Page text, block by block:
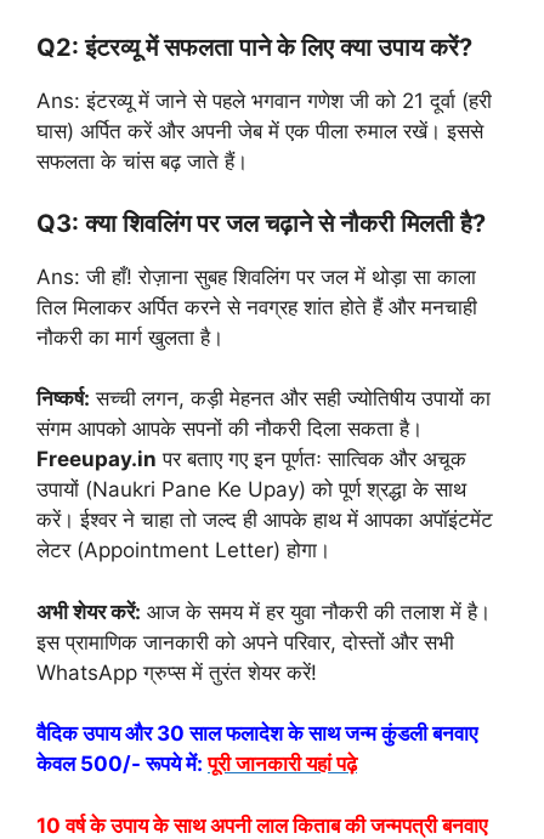
Q2: इंटरव्यू में सफलता पाने के लिए क्या उपाय करें?
Ans: इंटरव्यू में जाने से पहले भगवान गणेश जी को 21 दूर्वा (हरी
घास) अर्पित करें और अपनी जेब में एक पीला रुमाल रखें। इससे
सफलता के चांस बढ़ जाते हैं।
Q3: क्या शिवलिंग पर जल चढ़ाने से नौकरी मिलती है?
Ans: जी हाँ! रोज़ाना सुबह शिवलिंग पर जल में थोड़ा सा काला
तिल मिलाकर अर्पित करने से नवग्रह शांत होते हैं और मनचाही
नौकरी का मार्ग खुलता है।
निष्कर्ष: सच्ची लगन, कड़ी मेहनत और सही ज्योतिषीय उपायों का
संगम आपको आपके सपनों की नौकरी दिला सकता है।
Freeupay.in पर बताए गए इन पूर्णतः सात्विक और अचूक
उपायों (Naukri Pane Ke Upay) को पूर्ण श्रद्धा के साथ
करें। ईश्वर ने चाहा तो जल्द ही आपके हाथ में आपका अपॉइंटमेंट
लेटर (Appointment Letter) होगा।
अभी शेयर करें: आज के समय में हर युवा नौकरी की तलाश में है।
इस प्रामाणिक जानकारी को अपने परिवार, दोस्तों और सभी
WhatsApp ग्रुप्स में तुरंत शेयर करें!
वैदिक उपाय और 30 साल फलादेश के साथ जन्म कुंडली बनवाए
केवल 500/- रूपये में: पूरी जानकारी यहां पढ़े
10 वर्ष के उपाय के साथ अपनी लाल किताब की जन्मपत्री बनवाए